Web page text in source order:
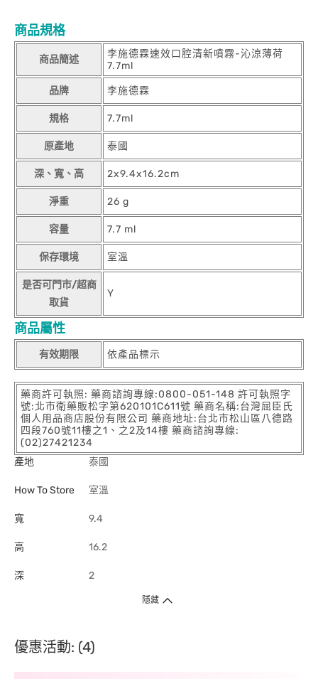
商品規格
商品簡述
李施德霖速效口腔清新噴霧-沁涼薄荷
7.7ml
品牌 李施德霖
規格 7.7ml
原產地 泰國
深、寬、高 2x9.4x16.2cm
淨重 26 g
容量 7.7 ml
保存環境 室溫
是否可門市/超商
取貨
Y
商品屬性
有效期限 依產品標示
藥商許可執照: 藥商諮詢專線:0800-051-148 許可執照字
號:北市衛藥販松字第620101C611號 藥商名稱:台灣屈臣氏
個人用品商店股份有限公司 藥商地址:台北市松山區八德路
四段760號11樓之1、之2及14樓 藥商諮詢專線:
(02)27421234
產地
泰國
How To Store 室溫
寬 9.4
高 16.2
深 2
隱藏
優惠活動: (4)